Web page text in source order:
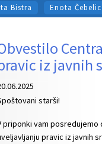
Bistra Enota
iz javnih
starši!
priponki vam
pravic iz javnih